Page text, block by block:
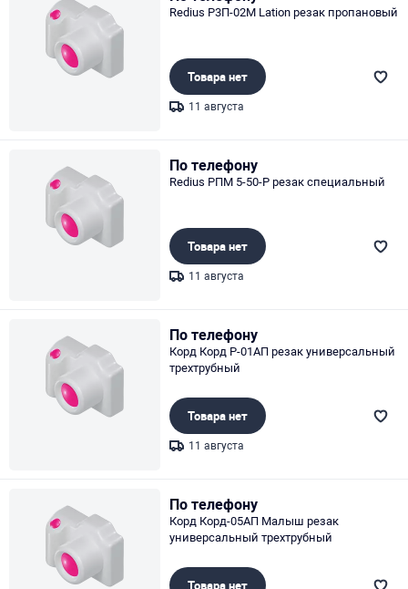
Redius Р3П-02М Lation резак пропановый
Товара нет
11 августа
По телефону
Redius РПМ 5-50-Р резак специальный
Товара нет
11 августа
По телефону
Корд Корд Р-01АП резак универсальный
трехтрубный
Товара нет
11 августа
По телефону
Корд Корд-05АП Малыш резак
универсальный трехтрубный
Товара нет